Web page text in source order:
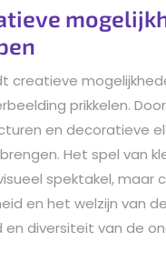
creatieve
prikkelen.
en decoratieve
Het spel van
spektakel, maar
en het welzijn van
diversiteit van de